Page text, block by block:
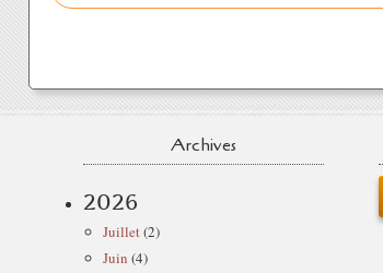
Archives
2026
Juillet(2)
Juin (4)